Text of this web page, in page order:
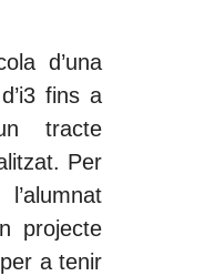
d’una
fins a
tracte
Per
projecte
a tenir